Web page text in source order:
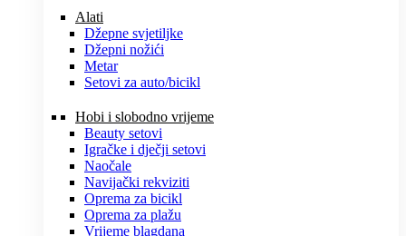
Alati
Džepne svjetiljke
Džepni nožići
Metar
Setovi za auto/bicikl
Hobi i slobodno vrijeme
Beauty setovi
Igračke i dječji setovi
Naočale
Navijački rekviziti
Oprema za bicikl
Oprema za plažu
Vrijeme blagdana